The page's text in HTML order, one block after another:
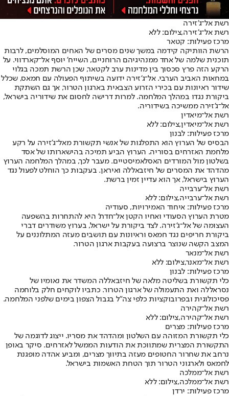
רשת אל־ג'זירה
רשת אל־ג'זירה,צילום: ללא
מרכז פעילות: קטאר
הרשת הוותיקה קידמה במשך שנים מסרים של האחים המוסלמים, לרבות
תוכנית שלמה של אחד ממנהיגיהם הרוחניים, השייח' יוסף אל־קארדווי. על
הרקע הזה פרץ סכסוך בין מדינות ערב לקטאר, שכן הרשת תמכה בגלוי
במחאות האביב הערבי. אל־ג'זירה ידועה בשיתוף הפעולה עם חמאס, שכלל
שידור ראיונות עם בכירי הזרוע הצבאית בארגון הטרור, אך גם השתקת
ביקורת נגדו במהלך המלחמה. למרות דרישה לחסום את שידוריה בישראל,
אל־ג'זירה ממשיכה בשידוריה.
רשת אל־מיאדין
רשת אל־מיאדין,צילום: ללא
מרכז פעילות: לבנון
הבסיס של הערוץ הוא התפלגות של אנשי תקשורת מאל־ג'זירה על רקע
מלחמת האזרחים בסוריה. הערוץ הביע תמיכה בהישארותו של אסד
בשלטון מול המורדים האסלאמיסטיים. מעבר לכך, במהלך המלחמה הערוץ
מהדהד את המסרים של חיזבאללה ואיראן. בעקבות כך הוחלט לפעול נגד
הערוץ בישראל, אך הוא עדיין זמין ברשת.
רשת אל־ערבייה
רשת אל־ערבייה,צילום: ללא
מרכז פעילות: איחוד האמירויות, סעודיה
מטרת הערוץ הסעודי ואחיו הקטן אל־חדת' היא להתחרות בהשפעה
העצומה של אל־ג'זירה. לצד ביקורת על ישראל, בערוץ משודרים דברי
ביקורת חריפים נגד חמאס וראיונות עם תושבים מעזה המתלוננים על
המצב הקשה שנוצר ברצועה בעקבות ארגון הטרור.
רשת אל־מנאר
רשת אל־מאנר,צילום: ללא
מרכז פעילות: לבנון
כלי תקשורת בשליטה מלאה של חיזבאללה המשדר את נאומיו של
נסראללה ואת התעמולה של ארגון הטרור. כתביו לוקחים חלק בלוחמה
פסיכולוגית ובפרובוקציות כלפי צה"ל בגבול הצפון בימים שלפני המלחמה.
רשת אל־קהירה
רשת אל־קהירה,צילום: ללא
מרכז פעילות: מצרים
כלי תקשורת המזוהה עם השלטון ומהדהד את מסריו. ייצוג לדוגמה של
התקשורת המצרית שמתווכת את הודעות הממשל לאזרחים. סיקר באופן
נרחב את שחרור החטופים מעזה בתיווך מצרים, ומביע אהדה מופגנת
לחמאס ולארגוני הטרור תוך הטחת האשמות בישראל.
רשת אל־ממלכה
רשת אל־ממלכה,צילום: ללא
מרכז פעילות: ירדן